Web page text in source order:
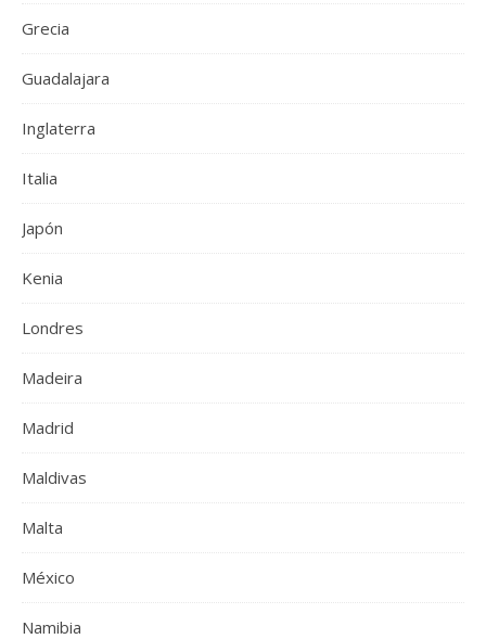
Grecia
Guadalajara
Inglaterra
Italia
Japón
Kenia
Londres
Madeira
Madrid
Maldivas
Malta
México
Namibia